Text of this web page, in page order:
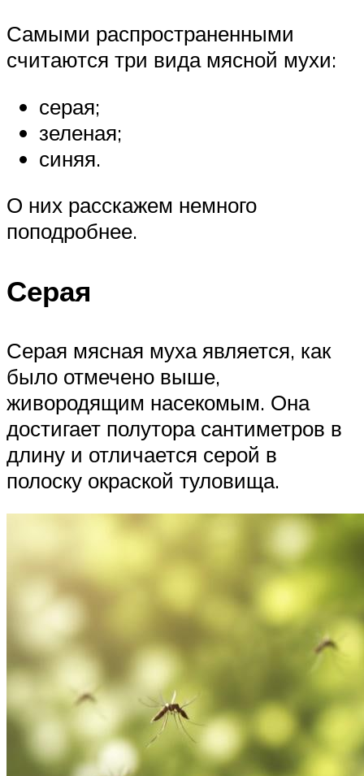
Самыми распространенными
считаются три вида мясной мухи:
серая;
зеленая;
синяя.
О них расскажем немного
поподробнее.
Серая
Серая мясная муха является, как
было отмечено выше,
живородящим насекомым. Она
достигает полутора сантиметров в
длину и отличается серой в
полоску окраской туловища.